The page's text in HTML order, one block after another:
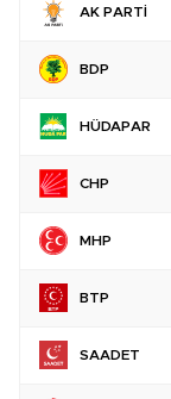
AK PARTİ
BDP
HÜDAPAR
CHP
MHP
BTP
SAADET